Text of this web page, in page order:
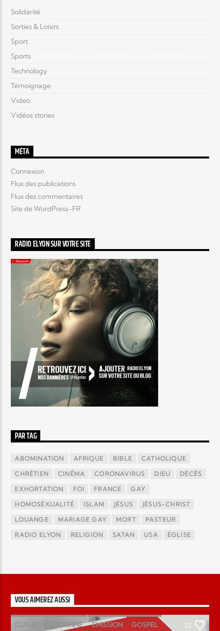
Solidarité
Sorties & Loisirs
Sport
Sports
Technology
Témoignage
Video
Vidéos stories
MÉTA
Connexion
Flux des publications
Flux des commentaires
Site de WordPress-FR
RADIO ELYON SUR VOTRE SITE
PAR TAG
ABOMINATION AFRIQUE BIBLE CATHOLIQUE
CHRÉTIEN CINÉMA CORONAVIRUS DIEU DÉCÈS
EXHORTATION FOI FRANCE GAY
HOMOSÉXUALITÉ ISLAM JÉSUS JÉSUS-CHRIST
LOUANGE MARIAGE GAY MORT PASTEUR
RADIO ELYON RELIGION SATAN USA ÉGLISE
VOUS AIMEREZ AUSSI
CLAUDY ET CORINNE ÉMISSION GOSPEL 22